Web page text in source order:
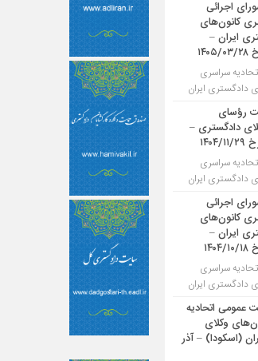
اجرائی
کانون‌های
ایران –
۲۸
سراسری
دادگستری ایران
رؤسای
دادگستری –
۲۹
سراسری
دادگستری ایران
اجرائی
کانون‌های
ایران –
۱۸
سراسری
دادگستری ایران
عمومی اتحادیه
وکلای
(اسکودا) – آذر